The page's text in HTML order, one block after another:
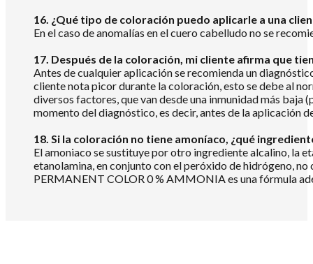
16. ¿Qué tipo de coloración puedo aplicarle a una
En el caso de anomalías en el cuero cabelludo no se
17. Después de la coloración, mi cliente afirma que
Antes de cualquier aplicación se recomienda un
cliente nota picor durante la coloración, esto se debe al
diversos factores, que van desde una inmunidad más baja
momento del diagnóstico, es decir, antes de la aplicación
18. Si la coloración no tiene amoníaco, ¿qué
El amoniaco se sustituye por otro ingrediente alcalino, la
etanolamina, en conjunto con el peróxido de hidrógeno,
PERMANENT COLOR 0 % AMMONIA es una fórmula